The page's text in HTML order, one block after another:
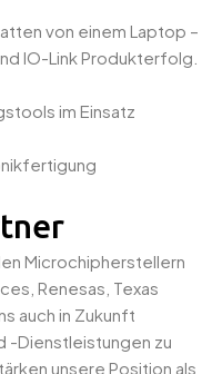
Microchipherstellern
Renesas, Texas
auch in Zukunft
-Dienstleistungen zu
unsere Position als